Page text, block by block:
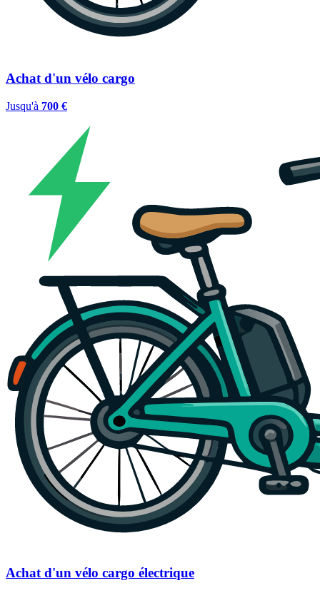
Achat d'un vélo cargo
Jusqu'à 700 €
Achat d'un vélo cargo électrique